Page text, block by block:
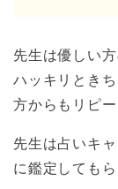
先生は優しい
ハッキリとき
方からもリピ
先生は占いキ
に鑑定しても